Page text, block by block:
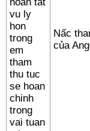
Nấc
của